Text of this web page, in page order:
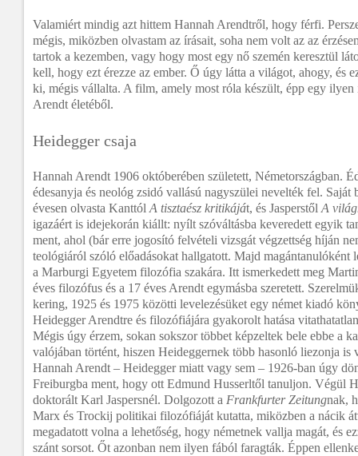
Valamiért mindig azt hittem Hannah Arendtről, hogy férfi.
mégis, miközben olvastam az írásait, soha nem volt az az
tartok a kezemben, vagy hogy most egy nő szemén keresztül
kell, hogy ezt érezze az ember. Ő úgy látta a világot, ahogy, és
ki, mégis vállalta. A film, amely most róla készült, épp egy ilyen
Arendt életéből.
Heidegger csaja
Hannah Arendt 1906 októberében született, Németországban.
édesanyja és neológ zsidó vallású nagyszülei nevelték fel. Saját
évesen olvasta Kanttól A tisztaész kritikáját, és Jasperstől A
igazáért is idejekorán kiállt: nyílt szóváltásba keveredett egyik
ment, ahol (bár erre jogosító felvételi vizsgát végzettség híján
teológiáról szóló előadásokat hallgatott. Majd magántanulóként
a Marburgi Egyetem filozófia szakára. Itt ismerkedett meg
éves filozófus és a 17 éves Arendt egymásba szeretett.
kering, 1925 és 1975 közötti levelezésüket egy német kiadó
Heidegger Arendtre és filozófiájára gyakorolt hatása
Mégis úgy érzem, sokan sokszor többet képzeltek bele ebbe a
valójában történt, hiszen Heideggernek több hasonló liezonja is
Hannah Arendt – Heidegger miatt vagy sem – 1926-ban úgy
Freiburgba ment, hogy ott Edmund Husserltől tanuljon. Végül
doktorált Karl Jaspersnél. Dolgozott a Frankfurter Zeitungnak,
Marx és Trockij politikai filozófiáját kutatta, miközben a nácik
megadatott volna a lehetőség, hogy németnek vallja magát, és
szánt sorsot. Őt azonban nem ilyen fából faragták. Éppen